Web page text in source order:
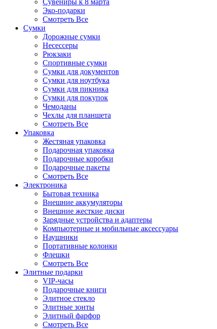
Сувениры к 8 марта
Эко-подарки
Смотреть Все
Сумки
Дорожные сумки
Несессеры
Рюкзаки
Спортивные сумки
Сумки для документов
Сумки для ноутбука
Сумки для пикника
Сумки для покупок
Чемоданы
Чехлы для планшета
Смотреть Все
Упаковка
Жестяная упаковка
Подарочная упаковка
Подарочные коробки
Подарочные пакеты
Смотреть Все
Электроника
Бытовая техника
Внешние аккумуляторы
Внешние жесткие диски
Зарядные устройства и адаптеры
Компьютерные и мобильные аксессуары
Наушники
Портативные колонки
Флешки
Смотреть Все
Элитные подарки
VIP-часы
Подарочные книги
Элитное стекло
Элитные зонты
Элитный фарфор
Смотреть Все